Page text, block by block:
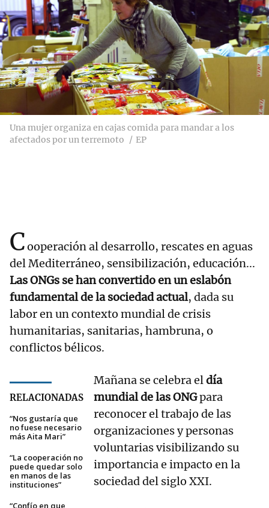
Una mujer organiza en cajas comida para mandar a los
afectados por un terremoto
EP
Cooperación al desarrollo, rescates en aguas
del Mediterráneo, sensibilización, educación...
Las ONGs se han convertido en un eslabón
fundamental de la sociedad actual, dada su
labor en un contexto mundial de crisis
humanitarias, sanitarias, hambruna, o
conflictos bélicos.
RELACIONADAS
“Nos gustaría que
no fuese necesario
más Aita Mari”
“La cooperación no
puede quedar solo
en manos de las
instituciones”
Mañana se celebra eldía
mundial de las ONGpara
reconocer el trabajo de las
organizaciones y personas
voluntarias visibilizando su
importancia e impacto en la
sociedad del siglo XXI.